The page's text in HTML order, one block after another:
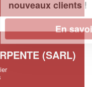
(SARL)
plus